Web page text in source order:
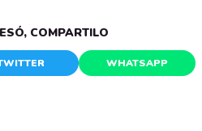
COMPARTILO
WHATSAPP